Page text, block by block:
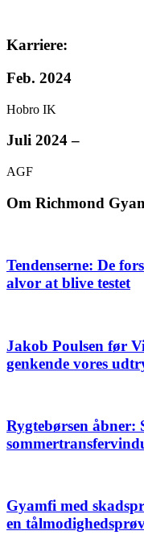
Karriere:
Feb. 2024
Hobro IK
Juli 2024 –
AGF
Om Richmond
Tendenserne: De
alvor at blive testet
Jakob Poulsen før
genkende vores
Rygtebørsen åbner:
Gyamfi med
en